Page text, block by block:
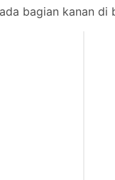
bagian kanan di